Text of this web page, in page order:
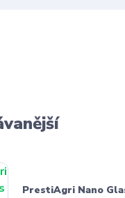
PrestiAgri Nano